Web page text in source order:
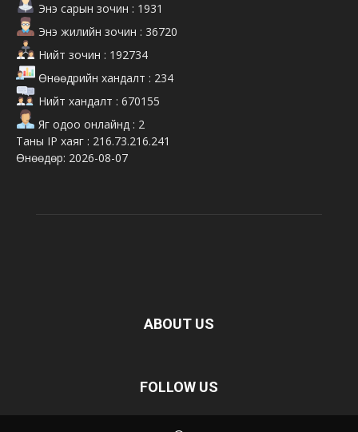
Энэ сарын зочин : 1931
Энэ жилийн зочин : 36720
Нийт зочин : 192734
Өнөөдрийн хандалт : 234
Нийт хандалт : 670155
Яг одоо онлайнд : 2
Таны IP хаяг : 216.73.216.241
Өнөөдөр: 2026-08-07
ABOUT US
FOLLOW US